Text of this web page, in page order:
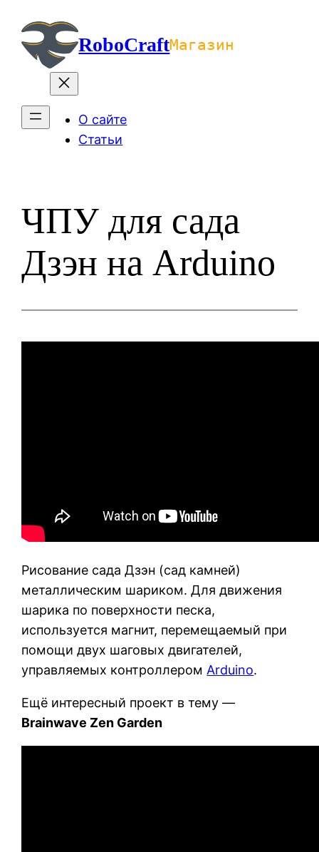
содержимомуRoboCraftМагазин
О сайте
Статьи
ЧПУ для сада
Дзэн на Arduino
Рисование сада Дзэн (сад камней)
металлическим шариком. Для движения
шарика по поверхности песка,
используется магнит, перемещаемый при
помощи двух шаговых двигателей,
управляемых контроллеромArduino.
Ещё интересный проект в тему —
Brainwave Zen Garden